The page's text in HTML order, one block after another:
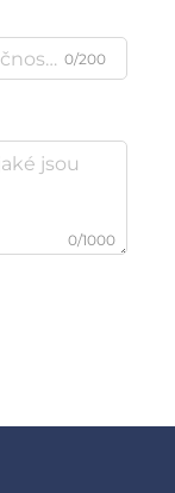
0/200
0/1000